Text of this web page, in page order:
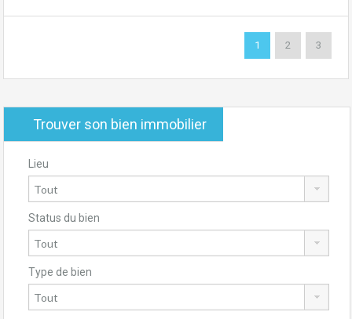
1 2 3
Trouver son bien immobilier
Lieu
Status du bien
Type de bien